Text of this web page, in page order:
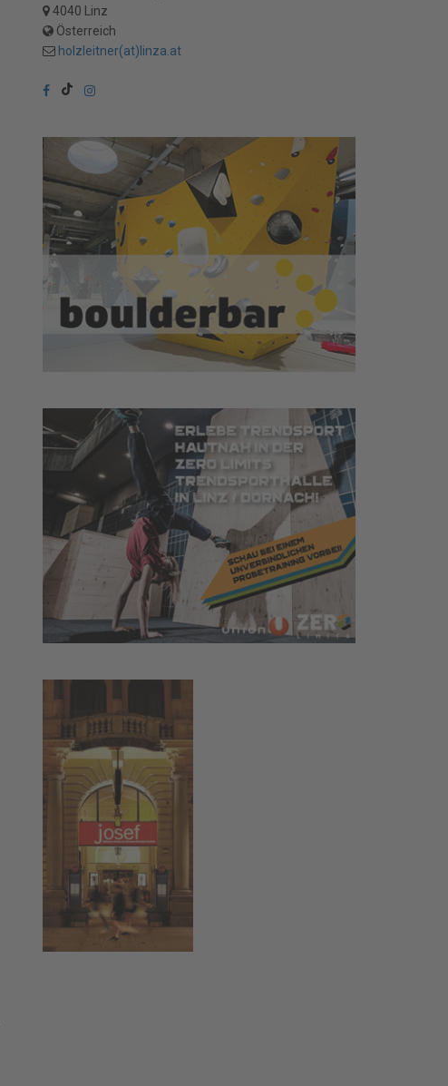
4040 Linz
Österreich
holzleitner(at)linza.at